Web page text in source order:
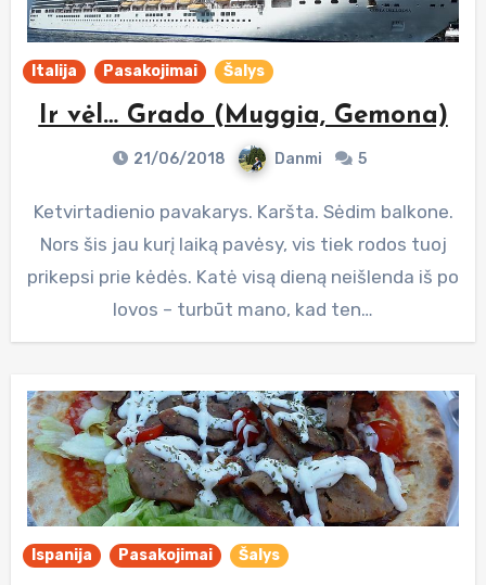
Italija Pasakojimai Šalys
Ir vėl… Grado (Muggia, Gemona)
21/06/2018 Danmi 5
Ketvirtadienio pavakarys. Karšta. Sėdim balkone.
Nors šis jau kurį laiką pavėsy, vis tiek rodos tuoj
prikepsi prie kėdės. Katė visą dieną neišlenda iš po
lovos – turbūt mano, kad ten…
Ispanija Pasakojimai Šalys